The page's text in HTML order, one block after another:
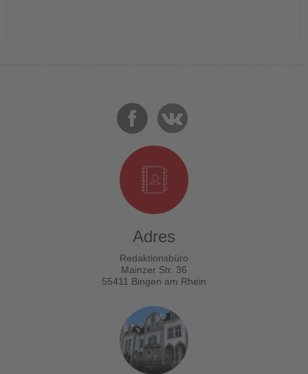
Adres
Redaktionsbüro
Mainzer Str. 36
55411 Bingen am Rhein